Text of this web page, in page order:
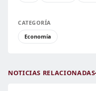
CATEGORÍA
Economía
NOTICIAS RELACIONADAS